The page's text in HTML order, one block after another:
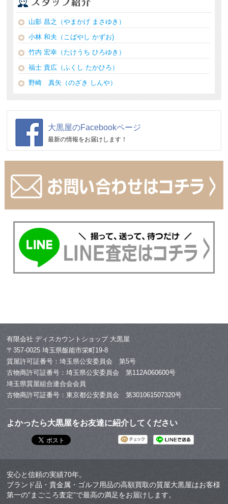
山影 昌之（やまかげ まさゆき）
小林 和夫（こばやし かずお)
竹内 宏幸（たけうち ひろゆき）
福士 貴広（ふくし たかひろ）
野崎 真矢（のざき しんや）
大黒屋のFacebookページ
最新の情報をお届けします！
有限会社 ディスカウントショップ 大黒屋
〒357-0025 埼玉県飯能市栄町19-8
質屋許可証番号：埼玉県公安委員会 第5号
古物商許可証番号：埼玉県公安委員会 第112A060600号
埼玉県質屋組合連合会会員
古物商許可証番号：東京都公安委員会 第301061507320号
よかったら大黒屋をお友達に紹介してください
安心と信頼の実績70年。
ブランド品・貴金属・ゴルフ用品の高額買取の質屋大黒屋はお客様
第一の”まごころ査定”で最高の満足をお届けします。